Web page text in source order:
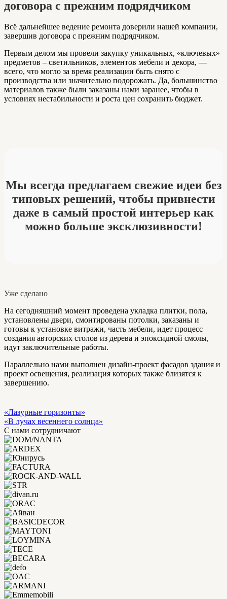
договора с прежним подрядчиком
Всё дальнейшее ведение ремонта доверили нашей компании,
завершив договора с прежним подрядчиком.
Первым делом мы провели закупку уникальных, «ключевых»
предметов – светильников, элементов мебели и декора, —
всего, что могло за время реализации быть снято с
производства или значительно подорожать. Да, большинство
материалов также были заказаны нами заранее, чтобы в
условиях нестабильности и роста цен сохранить бюджет.
Мы всегда предлагаем свежие идеи без
типовых решений, чтобы привнести
даже в самый простой интерьер как
можно больше эксклюзивности!
Уже сделано
На сегодняшний момент проведена укладка плитки, пола,
установлены двери, смонтированы потолки, заказаны и
готовы к установке витражи, часть мебели, идет процесс
создания авторских столов из дерева и эпоксидной смолы,
идут заключительные работы.
Параллельно нами выполнен дизайн-проект фасадов здания и
проект освещения, реализация которых также близятся к
завершению.
«Лазурные горизонты»
«В лучах весеннего солнца»
С нами сотрудничают